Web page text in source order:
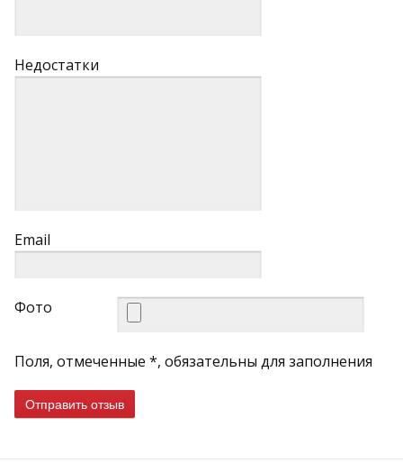
Недостатки
Email
Фото
Поля, отмеченные *, обязательны для заполнения
Отправить отзыв